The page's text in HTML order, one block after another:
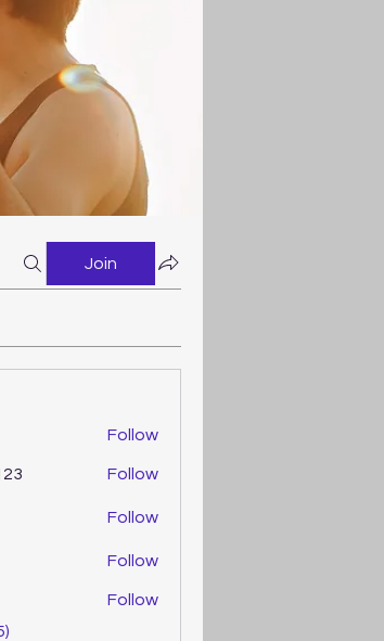
Join
Follow
Follow
Follow
Follow
Follow